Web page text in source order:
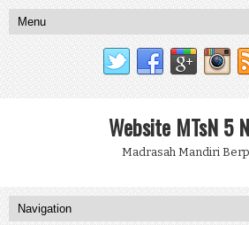
Website MTsN 5
Madrasah Mandiri